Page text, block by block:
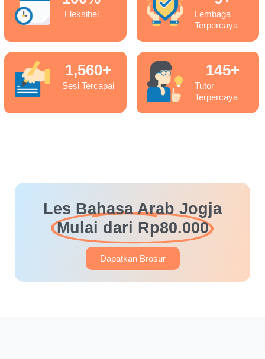
Fleksibel
Lembaga
Terpercaya
Sesi Tercapai
1,560+
Tutor
Terpercaya
145+
Les Bahasa Arab Jogja
Mulai dari Rp80.000
Dapatkan Brosur